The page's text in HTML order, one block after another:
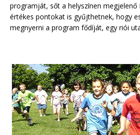
programját, sőt a helyszínen
értékes pontokat is gyűjthetnek, hogy
megnyerni a program fődíját, egy riói